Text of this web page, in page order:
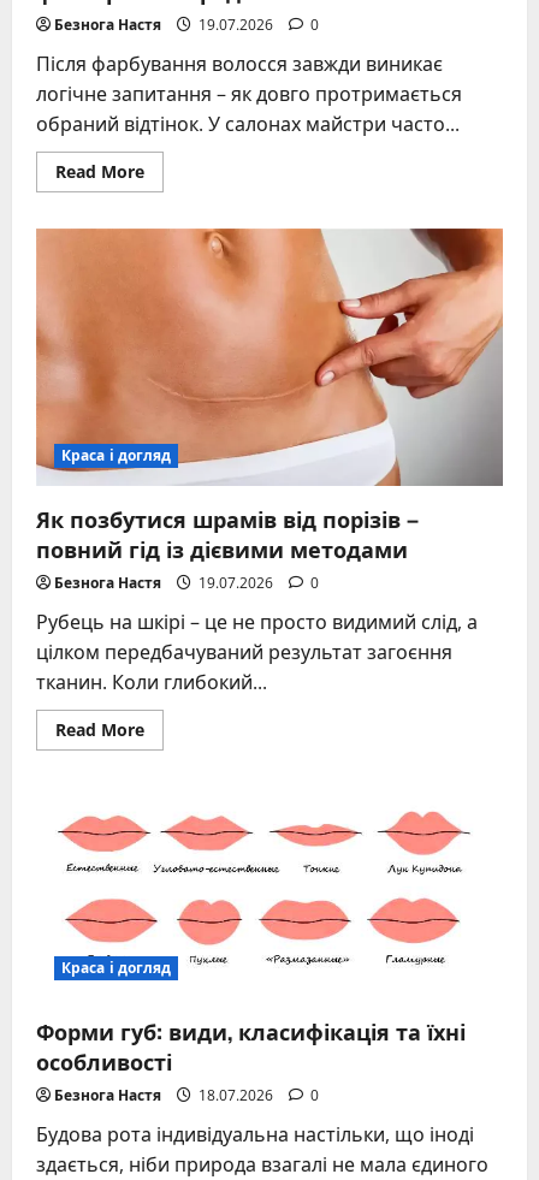
Безнога Настя 19.07.2026 0
Після фарбування волосся завжди виникає
логічне запитання – як довго протримається
обраний відтінок. У салонах майстри часто...
Read MoreRead
more
скільки
змивається
фактори
Краса і догляд
Як позбутися шрамів від порізів –
повний гід із дієвими методами
Безнога Настя 19.07.2026 0
Рубець на шкірі – це не просто видимий слід, а
цілком передбачуваний результат загоєння
тканин. Коли глибокий...
Read MoreRead
more
шрамів
від
порізів
повний
із
дієвими
методами
Краса і догляд
Форми губ: види, класифікація та їхні
особливості
Безнога Настя 18.07.2026 0
Будова рота індивідуальна настільки, що іноді
здається, ніби природа взагалі не мала єдиного